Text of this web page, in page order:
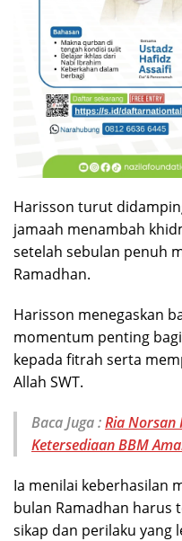
Harisson turut
jamaah menambah
setelah sebulan penuh
Ramadhan.
Harisson menegaskan
momentum penting
kepada fitrah serta
Allah SWT.
Baca Juga :Ria Norsan
Ketersediaan BBM
Ia menilai keberhasilan
bulan Ramadhan harus
sikap dan perilaku yang